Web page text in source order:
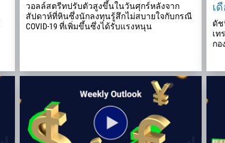
วอลล์สตรีทปรับตัวสูงขึ้นในวันศุกร์หลังจาก
สัปดาห์ที่หินซึ่งนักลงทุนรู้สึกไม่สบายใจกับกรณี
COVID-19 ที่เพิ่มขึ้นซึ่งได้รับแรงหนุน
เ
ดัช
เท
กอ
เบอร์โทรศัพท์มือถือ